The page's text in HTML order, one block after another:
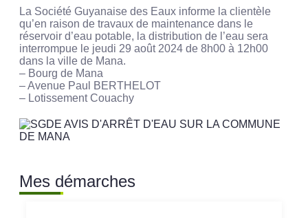
La Société Guyanaise des Eaux informe la clientèle
qu’en raison de travaux de maintenance dans le
réservoir d’eau potable, la distribution de l’eau sera
interrompue le jeudi 29 août 2024 de 8h00 à 12h00
dans la ville de Mana.
– Bourg de Mana
– Avenue Paul BERTHELOT
– Lotissement Couachy
Mes démarches